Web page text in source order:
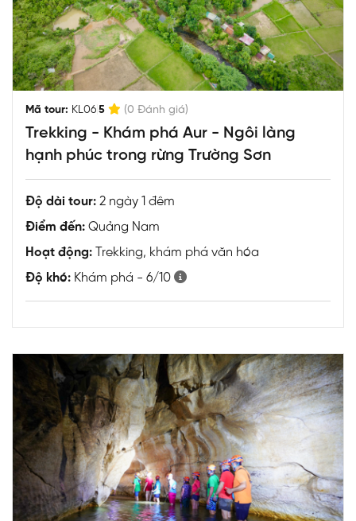
Mã tour: KL06 5 (0 Đánh giá)
Trekking - Khám phá Aur - Ngôi làng
hạnh phúc trong rừng Trường Sơn
Độ dài tour: 2 ngày 1 đêm
Điểm đến: Quảng Nam
Hoạt động: Trekking, khám phá văn hóa
Độ khó: Khám phá - 6/10